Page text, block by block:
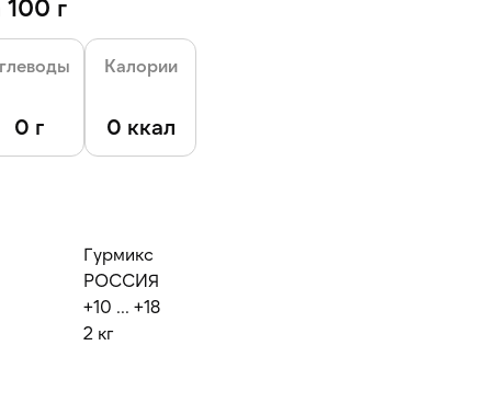
г
0 г
Калории
0 ккал
Гурмикс
РОССИЯ
+10 ... +18
2 кг